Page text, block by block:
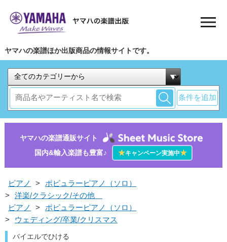
ヤマハの楽譜ほか出版商品の情報サイトです。
条件を追加
ヤマハの楽譜通販サイト
国内&輸入楽譜も豊富♪
★キャンペーン実施中★
ピアノ >
ポピュラーピアノ（ソロ）
>
洋楽/クラシック/その他
ピアノ
>
ポピュラーピアノ（ソロ）
>
ウェディング/卒業/クリスマス
バイエルでひける